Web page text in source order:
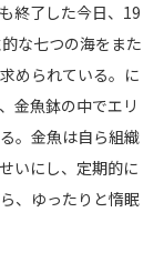
終了した今日、19
な七つの海をまた
められている。に
金魚鉢の中でエリ
。金魚は自ら組織
いにし、定期的に
、ゆったりと惰眠